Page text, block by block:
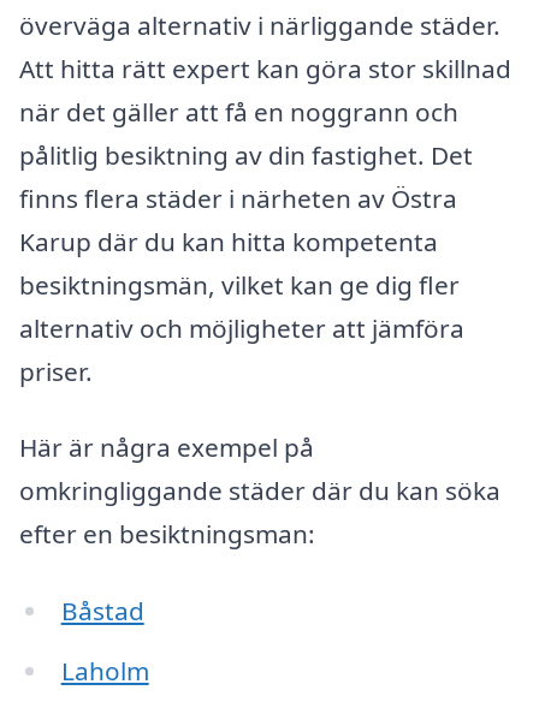
överväga alternativ i närliggande städer.
Att hitta rätt expert kan göra stor skillnad
när det gäller att få en noggrann och
pålitlig besiktning av din fastighet. Det
finns flera städer i närheten av Östra
Karup där du kan hitta kompetenta
besiktningsmän, vilket kan ge dig fler
alternativ och möjligheter att jämföra
priser.
Här är några exempel på
omkringliggande städer där du kan söka
efter en besiktningsman:
Båstad
Laholm